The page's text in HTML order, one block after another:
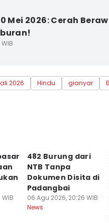
Mei 2026: Cerah
2026 Hindu gianyar
482 Burung dari
NTB Tanpa
Dokumen Disita di
Padangbai
06 Agu 2026, 20:26 WIB
News